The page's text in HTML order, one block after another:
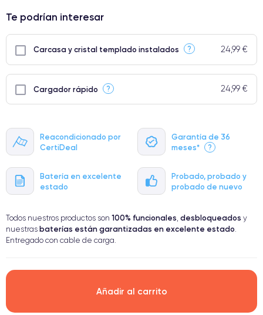
Reacondicionado por
CertiDeal
Garantía de 36
meses*
?
Batería en excelente
estado
Probado, probado y
probado de nuevo
Te podrían interesar
Carcasa y cristal templado instalados ? 24,99 €
Cargador rápido ? 24,99 €
Todos nuestros productos son 100% funcionales, desbloqueados y
nuestras baterías están garantizadas en excelente estado.
Entregado con cable de carga.
Añadir al carrito